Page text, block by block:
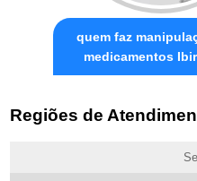
quem faz
medicamentos
Regiões de